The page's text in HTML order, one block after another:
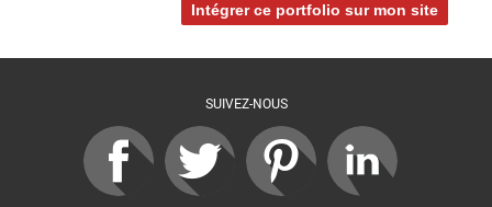
Intégrer ce portfolio sur mon site
SUIVEZ-NOUS